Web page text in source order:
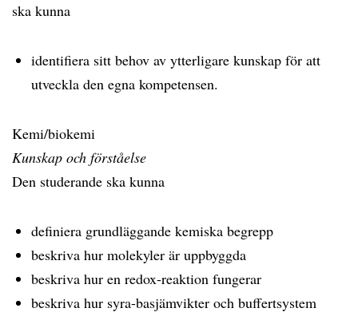
ska kunna
identifiera sitt behov av ytterligare kunskap för att
utveckla den egna kompetensen.
Kemi/biokemi
Kunskap och förståelse
Den studerande ska kunna
definiera grundläggande kemiska begrepp
beskriva hur molekyler är uppbyggda
beskriva hur en redox-reaktion fungerar
beskriva hur syra-basjämvikter och buffertsystem